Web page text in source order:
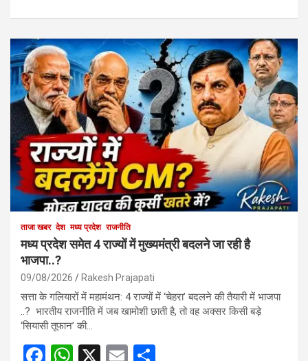
ताजा खबर देश मध्य प्रदेश राजनीति
मध्य प्रदेश समेत 4 राज्यों में मुख्यमंत्री बदलने जा रही है
भाजपा..?
09/08/2026 Rakesh Prajapati
सत्ता के गलियारों में महामंथन: 4 राज्यों में ‘चेहरा’ बदलने की तैयारी में भाजपा
..? भारतीय राजनीति में जब खामोशी छाती है, तो वह अक्सर किसी बड़े
‘सियासी तूफान’ की…
F W X E